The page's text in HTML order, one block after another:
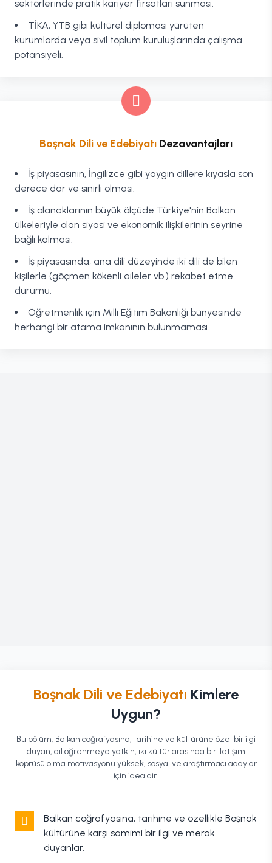
sektörlerinde pratik kariyer fırsatları sunması.
TİKA, YTB gibi kültürel diplomasi yürüten
kurumlarda veya sivil toplum kuruluşlarında çalışma
potansiyeli.
Boşnak Dili ve Edebiyatı Dezavantajları
İş piyasasının, İngilizce gibi yaygın dillere kıyasla son
derece dar ve sınırlı olması.
İş olanaklarının büyük ölçüde Türkiye'nin Balkan
ülkeleriyle olan siyasi ve ekonomik ilişkilerinin seyrine
bağlı kalması.
İş piyasasında, ana dili düzeyinde iki dili de bilen
kişilerle (göçmen kökenli aileler vb.) rekabet etme
durumu.
Öğretmenlik için Milli Eğitim Bakanlığı bünyesinde
herhangi bir atama imkanının bulunmaması.
Boşnak Dili ve Edebiyatı Kimlere
Uygun?
Bu bölüm; Balkan coğrafyasına, tarihine ve kültürüne özel bir ilgi
duyan, dil öğrenmeye yatkın, iki kültür arasında bir iletişim
köprüsü olma motivasyonu yüksek, sosyal ve araştırmacı adaylar
için idealdir.
Balkan coğrafyasına, tarihine ve özellikle Boşnak
kültürüne karşı samimi bir ilgi ve merak
duyanlar.